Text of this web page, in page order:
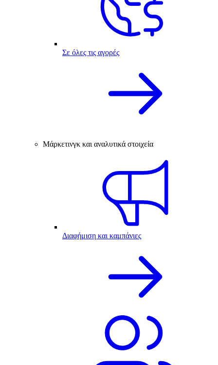
Σε όλες τις αγορές
Μάρκετινγκ και αναλυτικά στοιχεία
Διαφήμιση και καμπάνιες